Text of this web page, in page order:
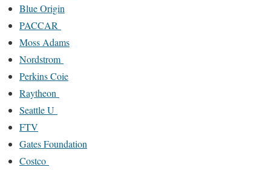
Blue Origin
PACCAR
Moss Adams
Nordstrom
Perkins Coie
Raytheon
Seattle U
FTV
Gates Foundation
Costco